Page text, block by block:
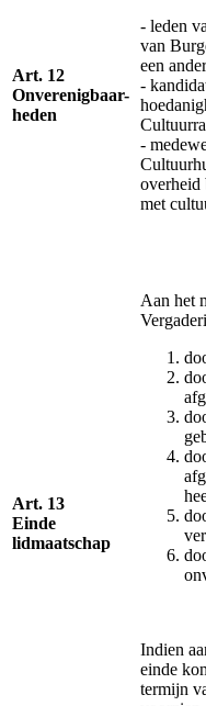
Art. 12
Onverenigbaar-
heden
- leden
van
een
-
-
overheid
met
Art. 13
Einde
lidmaatschap
Aan het
Indien
einde
termijn